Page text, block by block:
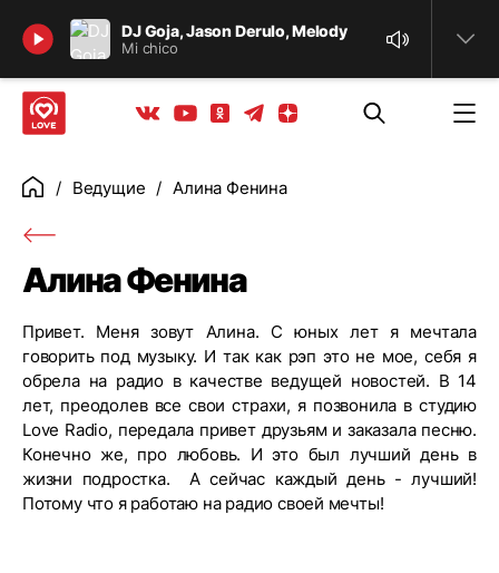
DJ Goja, Jason Derulo, Melody
Mi chico
Найти
Вконтакте
YoutubeОдноклассники
ТелеграмЯндекс дзен
ГлавнаяВедущие Алина Фенина
Алина Фенина
Привет. Меня зовут Алина. С юных лет я мечтала
говорить под музыку. И так как рэп это не мое, себя я
обрела на радио в качестве ведущей новостей. В 14
лет, преодолев все свои страхи, я позвонила в студию
Love Radio, передала привет друзьям и заказала песню.
Конечно же, про любовь. И это был лучший день в
жизни подростка. А сейчас каждый день - лучший!
Потому что я работаю на радио своей мечты!